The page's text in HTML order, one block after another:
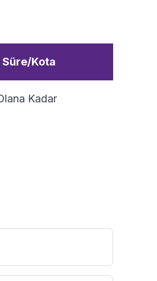
Süre/Kota
Kadar